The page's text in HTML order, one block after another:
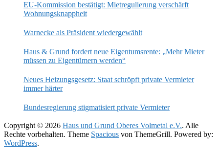
EU-Kommission bestätigt: Mietregulierung verschärft
Wohnungsknappheit
Warnecke als Präsident wiedergewählt
Haus & Grund fordert neue Eigentumsrente: „Mehr Mieter
müssen zu Eigentümern werden“
Neues Heizungsgesetz: Staat schröpft private Vermieter
immer härter
Bundesregierung stigmatisiert private Vermieter
Copyright © 2026 Haus und Grund Oberes Volmetal e.V.. Alle
Rechte vorbehalten. Theme Spacious von ThemeGrill. Powered by:
WordPress.